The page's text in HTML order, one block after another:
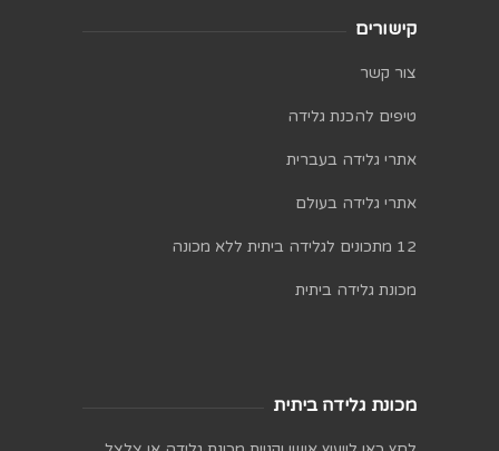
קישורים
צור קשר
טיפים להכנת גלידה
אתרי גלידה בעברית
אתרי גלידה בעולם
12 מתכונים לגלידה ביתית ללא מכונה
מכונת גלידה ביתית
מכונת גלידה ביתית